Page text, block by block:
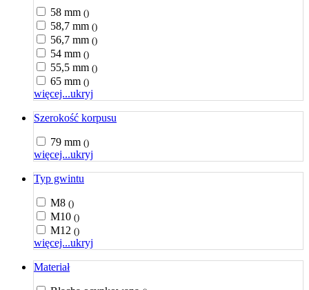
58 mm ()
58,7 mm ()
56,7 mm ()
54 mm ()
55,5 mm ()
65 mm ()
więcej...ukryj
Szerokość korpusu
79 mm ()
więcej...ukryj
Typ gwintu
M8 ()
M10 ()
M12 ()
więcej...ukryj
Materiał